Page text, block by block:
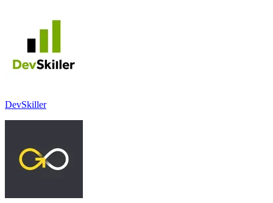
DevSkiller